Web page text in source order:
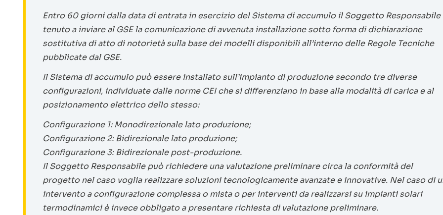
Entro 60 giorni dalla data di entrata in esercizio del Sistema di accumulo il Soggetto Responsabile
tenuto a inviare al GSE la comunicazione di avvenuta installazione sotto forma di dichiarazione
sostitutiva di atto di notorietà sulla base dei modelli disponibili all’interno delle Regole Tecniche
pubblicate dal GSE.
Il Sistema di accumulo può essere installato sull’impianto di produzione secondo tre diverse
configurazioni, individuate dalle norme CEI che si differenziano in base alla modalità di carica e al
posizionamento elettrico dello stesso:
Configurazione 1: Monodirezionale lato produzione;
Configurazione 2: Bidirezionale lato produzione;
Configurazione 3: Bidirezionale post-produzione.
Il Soggetto Responsabile può richiedere una valutazione preliminare circa la conformità del
progetto nel caso voglia realizzare soluzioni tecnologicamente avanzate e innovative. Nel caso di
intervento a configurazione complessa o mista o per interventi da realizzarsi su impianti solari
termodinamici è invece obbligato a presentare richiesta di valutazione preliminare.